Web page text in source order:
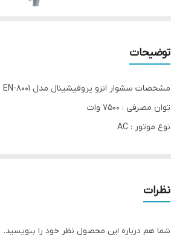
توضیحات
مشخصات سشوار انزو پروفیشینال مدل EN-8001
توان مصرفی : 7500 وات
نوع موتور : AC
طول سیم : 2 متر با قابلیت چرخش 360 درجه
دارای فناوری تولید یون
نظرات
شما هم درباره این محصول نظر خود را بنویسید.